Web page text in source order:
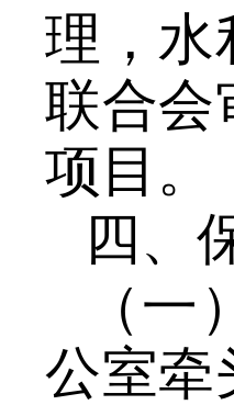
理，水
联合会
项目 。
四、
（
公室牵